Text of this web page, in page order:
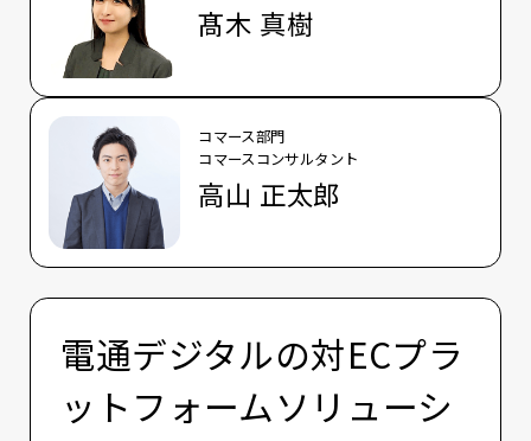
髙木 真樹
コマース部門
コマースコンサルタント
高山 正太郎
電通デジタルの対ECプラ
ットフォームソリューシ